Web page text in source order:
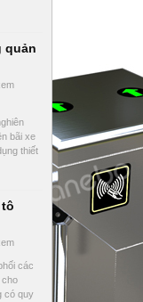
quản
bãi xe
thiết
các
cho
có quy